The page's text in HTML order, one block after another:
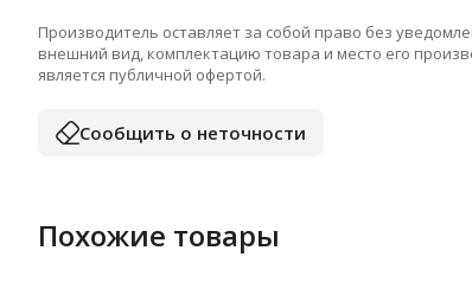
Производитель оставляет за собой право без
внешний вид, комплектацию товара и место его
является публичной офертой.
Сообщить о неточности
Похожие товары